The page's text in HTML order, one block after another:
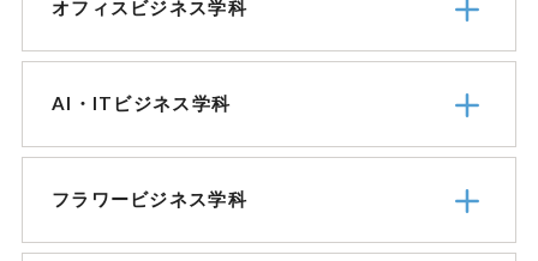
オフィスビジネス学科
AI・ITビジネス学科
フラワービジネス学科